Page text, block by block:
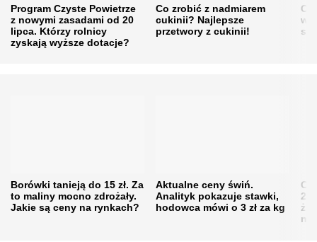
Program Czyste Powietrze
z nowymi zasadami od 20
lipca. Którzy rolnicy
zyskają wyższe dotacje?
Co zrobić z nadmiarem
cukinii? Najlepsze
przetwory z cukinii!
w
Borówki tanieją do 15 zł. Za
to maliny mocno zdrożały.
Jakie są ceny na rynkach?
Aktualne ceny świń.
Analityk pokazuje stawki,
hodowca mówi o 3 zł za kg